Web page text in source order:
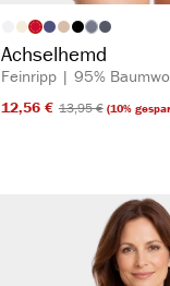
Artikelfarbe(Diese Option
Achselhemd
Feinripp | 95%
12,56 €​ 13,95 €​(10%